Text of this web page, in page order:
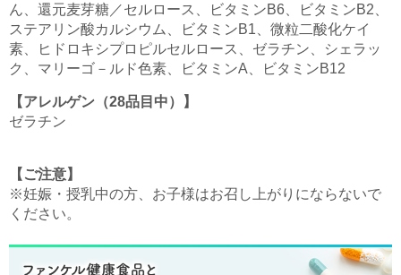
ん、還元麦芽糖／セルロース、ビタミンB6、ビタミンB2、
ステアリン酸カルシウム、ビタミンB1、微粒二酸化ケイ
素、ヒドロキシプロピルセルロース、ゼラチン、シェラッ
ク、マリーゴ－ルド色素、ビタミンA、ビタミンB12
【アレルゲン（28品目中）】
ゼラチン
【ご注意】
※妊娠・授乳中の方、お子様はお召し上がりにならないで
ください。